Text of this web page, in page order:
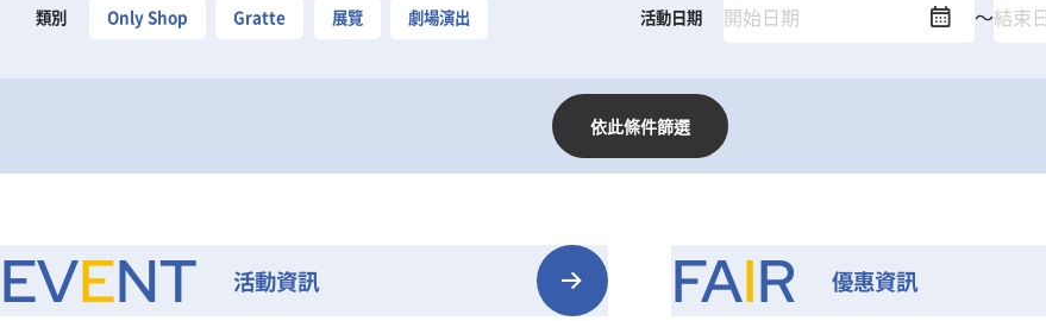
類別 Only Shop Gratte 展覽 劇場演出 活動日期 〜
依此條件篩選
EVENT 活動資訊 FAIR 優惠資訊